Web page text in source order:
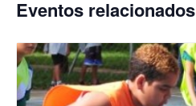
Eventos relacionados